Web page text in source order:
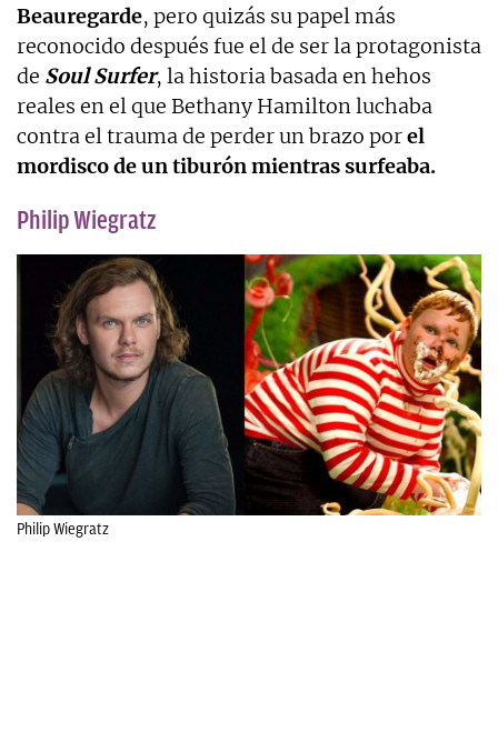
Beauregarde, pero quizás su papel más
reconocido después fue el de ser la protagonista
de Soul Surfer, la historia basada en hehos
reales en el que Bethany Hamilton luchaba
contra el trauma de perder un brazo porel
mordisco de un tiburón mientras surfeaba.
Philip Wiegratz
Philip Wiegratz